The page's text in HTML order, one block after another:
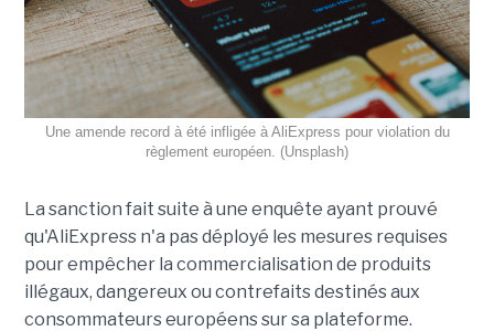
Une amende record à été infligée à AliExpress pour violation du
règlement européen. (Unsplash)
La sanction fait suite à une enquête ayant prouvé
qu'AliExpress n'a pas déployé les mesures requises
pour empêcher la commercialisation de produits
illégaux, dangereux ou contrefaits destinés aux
consommateurs européens sur sa plateforme.